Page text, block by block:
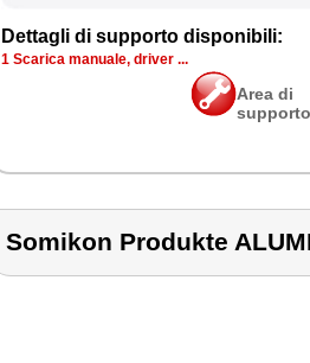
Dettagli di supporto disponibili:
1 Scarica manuale, driver ...
Area di
supporto
Somikon Produkte